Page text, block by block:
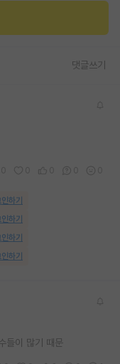
댓글쓰기
하기
하기
하기
하기
들이 많기 때문